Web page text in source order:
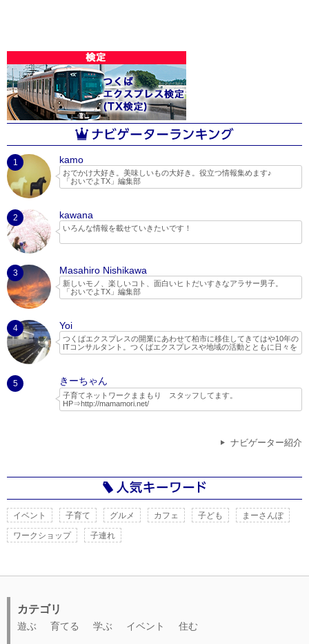
1 kamo
おでかけ大好き。美味しいもの大好き。役立つ情報集めます♪
「おいでよTX」編集部
2 kawana
いろんな情報を載せていきたいです！
3 Masahiro Nishikawa
新しいモノ、楽しいコト、面白いヒトだいすきなアラサー男子。
「おいでよTX」編集部
4 Yoi
つくばエクスプレスの開業にあわせて柏市に移住してきてはや10年の
ITコンサルタント。つくばエクスプレスや地域の活動とともに日々を
過ごしています。
でいろいろ調べたり、実際に行ったりしてちょっとしたレポートやブ
ログを書いています。
5 きーちゃん
子育てネットワークままもり スタッフしてます。
HP⇒http://mamamori.net/
また、ままもりでは木のおもちゃ広場をはじめ、自然活動等、子供に
なんでも体験させてみよう！といった考えで定期的なイベントを開催
http://www.tsukubaexpress-ibaraki.jp/interview/vol25.html
ナビゲーター紹介
イベント 子育て グルメ カフェ 子ども まーさんぽ
ワークショップ 子連れ
カテゴリ
遊ぶ 育てる 学ぶ イベント 住む